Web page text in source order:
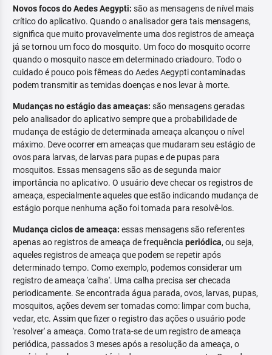
Novos focos do Aedes Aegypti: são as mensagens de nível mais
crítico do aplicativo. Quando o analisador gera tais mensagens,
significa que muito provavelmente uma dos registros de ameaça
já se tornou um foco do mosquito. Um foco do mosquito ocorre
quando o mosquito nasce em determinado criadouro. Todo o
cuidado é pouco pois fêmeas do Aedes Aegypti contaminadas
podem transmitir as temidas doenças e nos levar à morte.
Mudanças no estágio das ameaças: são mensagens geradas
pelo analisador do aplicativo sempre que a probabilidade de
mudança de estágio de determinada ameaça alcançou o nível
máximo. Deve ocorrer em ameaças que mudaram seu estágio de
ovos para larvas, de larvas para pupas e de pupas para
mosquitos. Essas mensagens são as de segunda maior
importância no aplicativo. O usuário deve checar os registros de
ameaça, especialmente aqueles que estão indicando mudança de
estágio porque nenhuma ação foi tomada para resolvê-los.
Mudança ciclos de ameaça: essas mensagens são referentes
apenas ao registros de ameaça de frequência periódica, ou seja,
aqueles registros de ameaça que podem se repetir após
determinado tempo. Como exemplo, podemos considerar um
registro de ameaça 'calha'. Uma calha precisa ser checada
periodicamente. Se encontrada água parada, ovos, larvas, pupas,
mosquitos, ações devem ser tomadas como: limpar com bucha,
vedar, etc. Assim que fizer o registro das ações o usuário pode
'resolver' a ameaça. Como trata-se de um registro de ameaça
periódica, passados 3 meses após a resolução da ameaça, o